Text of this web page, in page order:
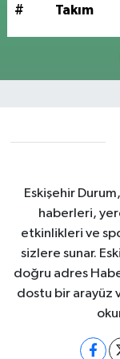
# Takım
Eskişehir
haberleri,
etkinlikleri ve
sizlere sunar.
doğru adres
dostu bir arayüz